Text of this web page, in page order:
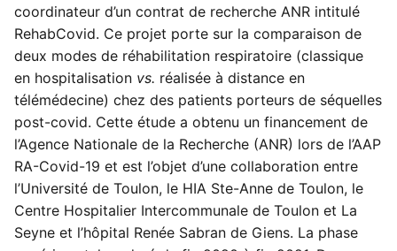
coordinateur d’un contrat de recherche ANR intitulé
RehabCovid. Ce projet porte sur la comparaison de
deux modes de réhabilitation respiratoire (classique
en hospitalisation vs. réalisée à distance en
télémédecine) chez des patients porteurs de séquelles
post-covid. Cette étude a obtenu un financement de
l’Agence Nationale de la Recherche (ANR) lors de l’AAP
RA-Covid-19 et est l’objet d’une collaboration entre
l’Université de Toulon, le HIA Ste-Anne de Toulon, le
Centre Hospitalier Intercommunale de Toulon et La
Seyne et l’hôpital Renée Sabran de Giens. La phase